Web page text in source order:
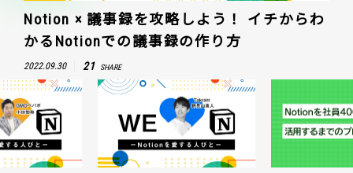
Notion × 議事録を攻略しよう！ イチからわ
かるNotionでの議事録の作り方
2022.09.30 21 SHARE